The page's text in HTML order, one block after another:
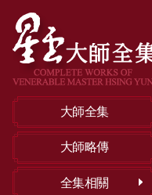
大師全集
大師略傳
全集相關